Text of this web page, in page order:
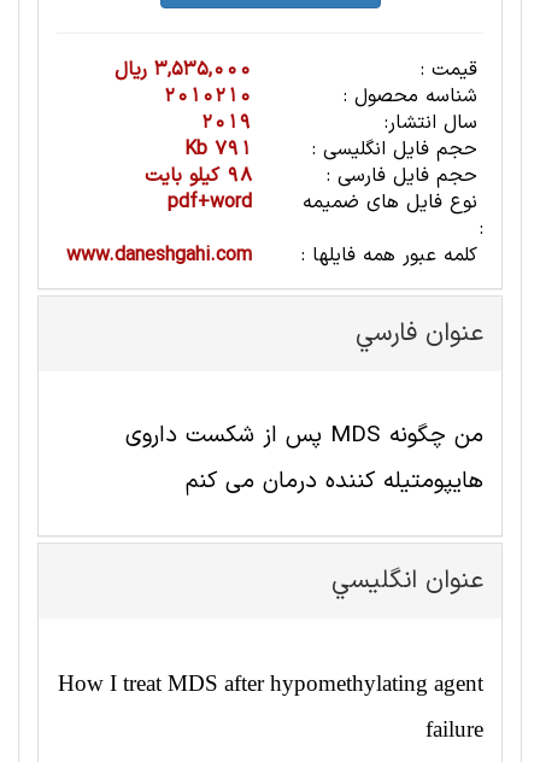
قیمت :
3,535,000 ریال
شناسه محصول :
2010210
سال انتشار:
2019
حجم فایل انگلیسی :
791 Kb
حجم فایل فارسی :
98 کیلو بایت
نوع فایل های ضمیمه
:
pdf+word
کلمه عبور همه فایلها :
www.daneshgahi.com
عنوان فارسي
من چگونه MDS پس از شکست داروی
هایپومتیله کننده درمان می کنم
عنوان انگليسي
How I treat MDS after hypomethylating agent
failure